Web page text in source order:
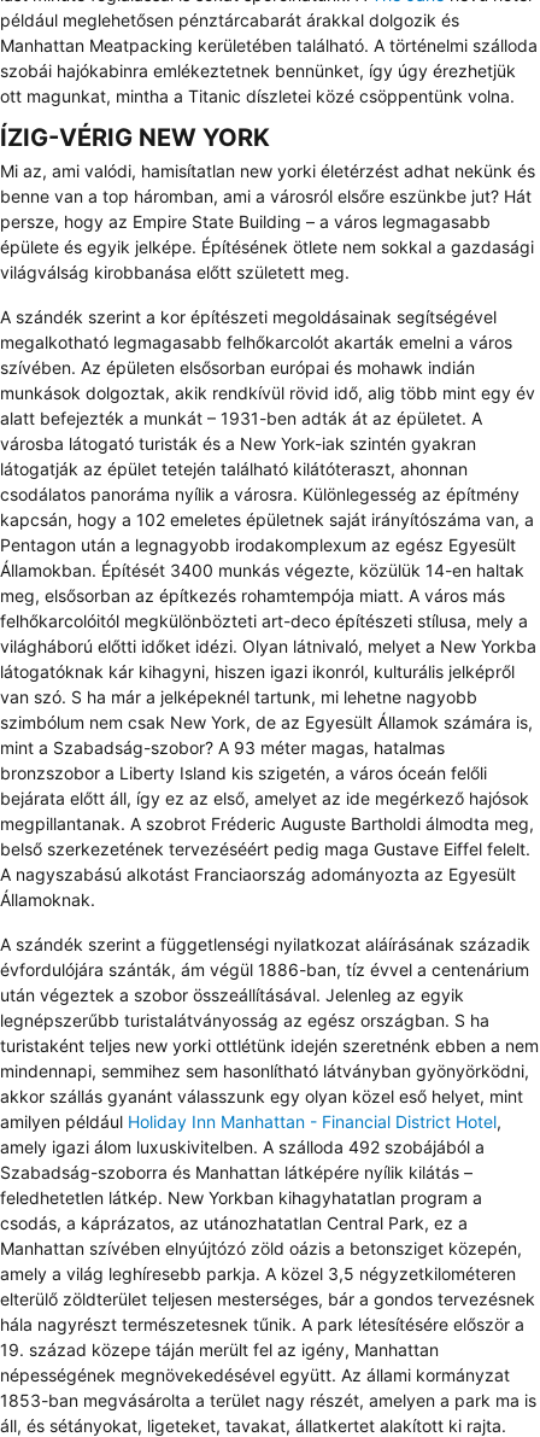
például meglehetősen pénztárcabarát árakkal dolgozik és
Manhattan Meatpacking kerületében található. A történelmi szálloda
szobái hajókabinra emlékeztetnek bennünket, így úgy érezhetjük
ott magunkat, mintha a Titanic díszletei közé csöppentünk volna.
ÍZIG-VÉRIG NEW YORK
Mi az, ami valódi, hamisítatlan new yorki életérzést adhat nekünk és
benne van a top háromban, ami a városról elsőre eszünkbe jut? Hát
persze, hogy az Empire State Building – a város legmagasabb
épülete és egyik jelképe. Építésének ötlete nem sokkal a gazdasági
világválság kirobbanása előtt született meg.
A szándék szerint a kor építészeti megoldásainak segítségével
megalkotható legmagasabb felhőkarcolót akarták emelni a város
szívében. Az épületen elsősorban európai és mohawk indián
munkások dolgoztak, akik rendkívül rövid idő, alig több mint egy év
alatt befejezték a munkát – 1931-ben adták át az épületet. A
városba látogató turisták és a New York-iak szintén gyakran
látogatják az épület tetején található kilátóteraszt, ahonnan
csodálatos panoráma nyílik a városra. Különlegesség az építmény
kapcsán, hogy a 102 emeletes épületnek saját irányítószáma van, a
Pentagon után a legnagyobb irodakomplexum az egész Egyesült
Államokban. Építését 3400 munkás végezte, közülük 14-en haltak
meg, elsősorban az építkezés rohamtempója miatt. A város más
felhőkarcolóitól megkülönbözteti art-deco építészeti stílusa, mely a
világháború előtti időket idézi. Olyan látnivaló, melyet a New Yorkba
látogatóknak kár kihagyni, hiszen igazi ikonról, kulturális jelképről
van szó. S ha már a jelképeknél tartunk, mi lehetne nagyobb
szimbólum nem csak New York, de az Egyesült Államok számára is,
mint a Szabadság-szobor? A 93 méter magas, hatalmas
bronzszobor a Liberty Island kis szigetén, a város óceán felőli
bejárata előtt áll, így ez az első, amelyet az ide megérkező hajósok
megpillantanak. A szobrot Fréderic Auguste Bartholdi álmodta meg,
belső szerkezetének tervezéséért pedig maga Gustave Eiffel felelt.
A nagyszabású alkotást Franciaország adományozta az Egyesült
Államoknak.
A szándék szerint a függetlenségi nyilatkozat aláírásának századik
évfordulójára szánták, ám végül 1886-ban, tíz évvel a centenárium
után végeztek a szobor összeállításával. Jelenleg az egyik
legnépszerűbb turistalátványosság az egész országban. S ha
turistaként teljes new yorki ottlétünk idején szeretnénk ebben a nem
mindennapi, semmihez sem hasonlítható látványban gyönyörködni,
akkor szállás gyanánt válasszunk egy olyan közel eső helyet, mint
amilyen például Holiday Inn Manhattan - Financial District Hotel,
amely igazi álom luxuskivitelben. A szálloda 492 szobájából a
Szabadság-szoborra és Manhattan látképére nyílik kilátás –
feledhetetlen látkép. New Yorkban kihagyhatatlan program a
csodás, a káprázatos, az utánozhatatlan Central Park, ez a
Manhattan szívében elnyújtózó zöld oázis a betonsziget közepén,
amely a világ leghíresebb parkja. A közel 3,5 négyzetkilométeren
elterülő zöldterület teljesen mesterséges, bár a gondos tervezésnek
hála nagyrészt természetesnek tűnik. A park létesítésére először a
19. század közepe táján merült fel az igény, Manhattan
népességének megnövekedésével együtt. Az állami kormányzat
1853-ban megvásárolta a terület nagy részét, amelyen a park ma is
áll, és sétányokat, ligeteket, tavakat, állatkertet alakított ki rajta.